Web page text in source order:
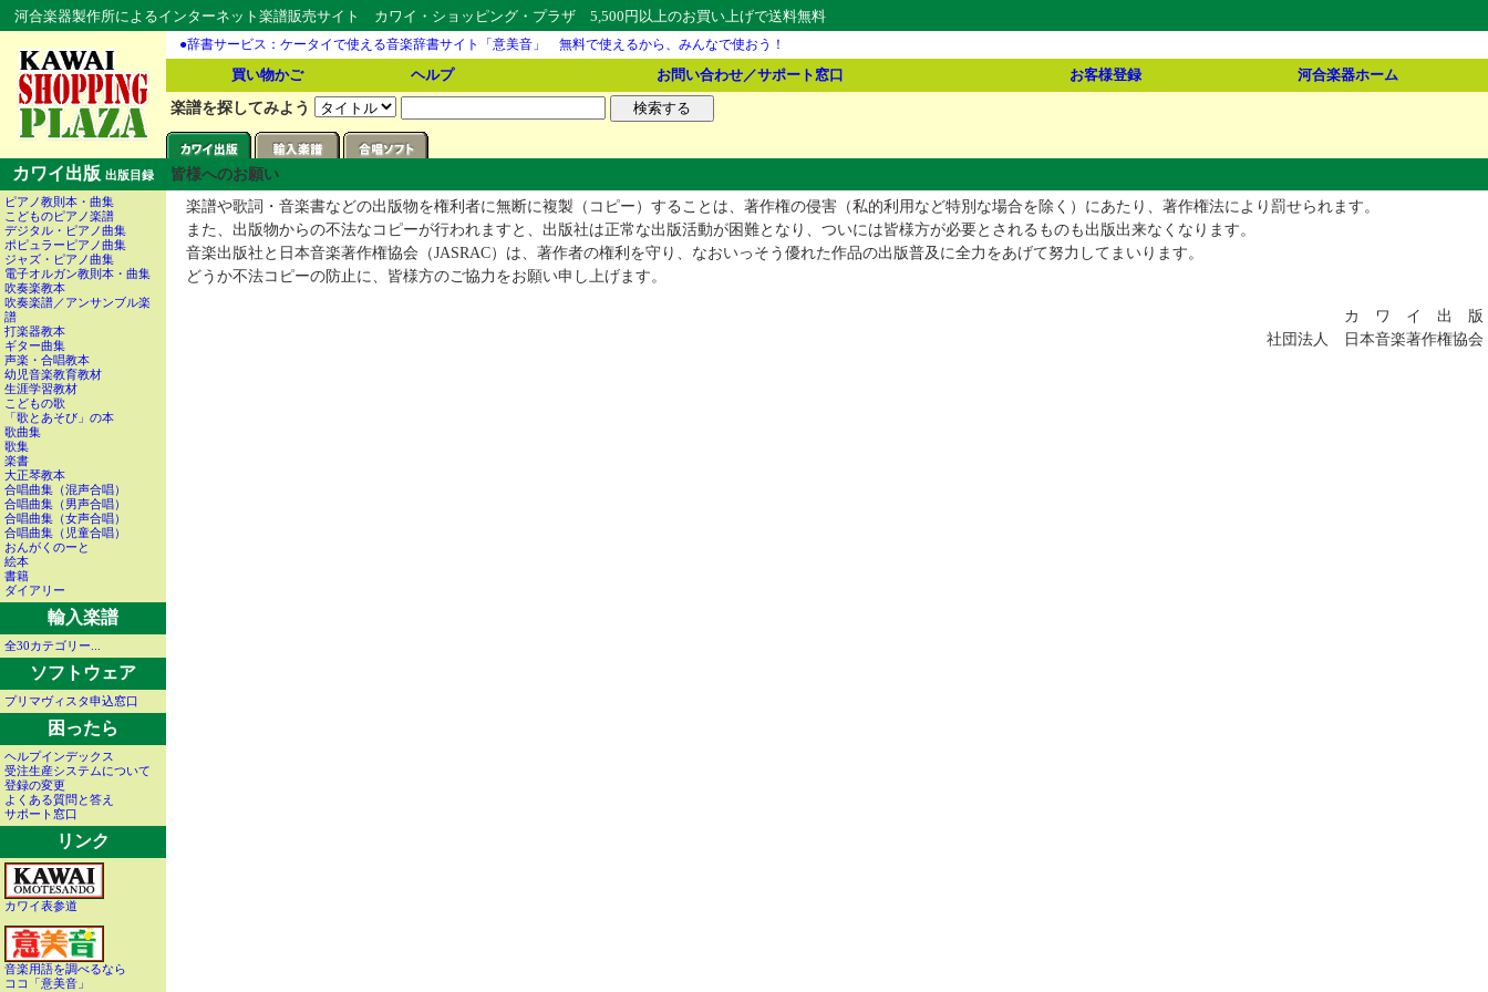
河合楽器製作所によるインターネット楽譜販売サイト カワイ・ショッピング・プラザ 5,500円以上のお買い上げで送料無料
●辞書サービス：ケータイで使える音楽辞書サイト「意美音」 無料で使えるから、みんなで使おう！
買い物かご ヘルプ お問い合わせ／サポート窓口 お客様登録 河合楽器ホーム
楽譜を探してみよう
カワイ出版 出版目録
ピアノ教則本・曲集
こどものピアノ楽譜
デジタル・ピアノ曲集
ポピュラーピアノ曲集
ジャズ・ピアノ曲集
電子オルガン教則本・曲集
吹奏楽教本
吹奏楽譜／アンサンブル楽
譜
打楽器教本
ギター曲集
声楽・合唱教本
幼児音楽教育教材
生涯学習教材
こどもの歌
「歌とあそび」の本
歌曲集
歌集
楽書
大正琴教本
合唱曲集（混声合唱）
合唱曲集（男声合唱）
合唱曲集（女声合唱）
合唱曲集（児童合唱）
おんがくのーと
絵本
書籍
ダイアリー
輸入楽譜
全30カテゴリー...
ソフトウェア
プリマヴィスタ申込窓口
困ったら
ヘルプインデックス
受注生産システムについて
登録の変更
よくある質問と答え
サポート窓口
リンク
カワイ表参道
音楽用語を調べるなら
ココ「意美音」
皆様へのお願い
楽譜や歌詞・音楽書などの出版物を権利者に無断に複製（コピー）することは、著作権の侵害（私的利用など特別な場合を除く）にあたり、著作権法により罰せられます。
また、出版物からの不法なコピーが行われますと、出版社は正常な出版活動が困難となり、ついには皆様方が必要とされるものも出版出来なくなります。
音楽出版社と日本音楽著作権協会（JASRAC）は、著作者の権利を守り、なおいっそう優れた作品の出版普及に全力をあげて努力してまいります。
どうか不法コピーの防止に、皆様方のご協力をお願い申し上げます。
カ ワ イ 出 版
社団法人 日本音楽著作権協会